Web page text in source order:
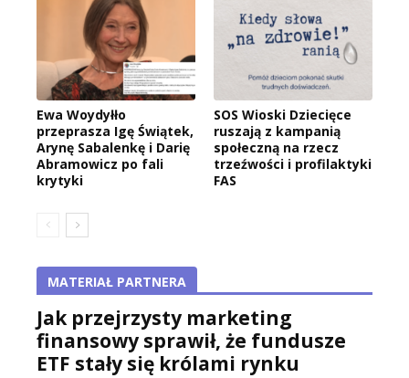
Ewa Woydyłło
przeprasza Igę Świątek,
Arynę Sabalenkę i Darię
Abramowicz po fali
krytyki
SOS Wioski Dziecięce
ruszają z kampanią
społeczną na rzecz
trzeźwości i profilaktyki
FAS
MATERIAŁ PARTNERA
Jak przejrzysty marketing
finansowy sprawił, że fundusze
ETF stały się królami rynku